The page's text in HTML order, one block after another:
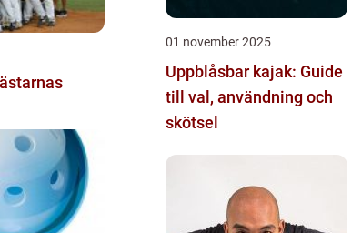
01 november 2025
Uppblåsbar kajak: Guide
till val, användning och
skötsel